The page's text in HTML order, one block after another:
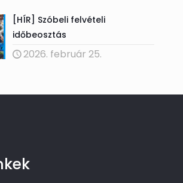
[HÍR] Szóbeli felvételi
időbeosztás
2026. február 25.